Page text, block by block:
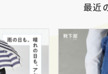
最近